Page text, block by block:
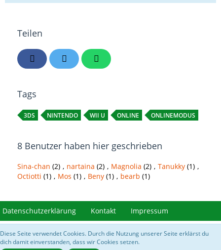
Teilen
Tags
3DS NINTENDO WII U ONLINE ONLINEMODUS
8 Benutzer haben hier geschrieben
Sina-chan (2) nartaina (2) Magnolia (2) Tanukky (1)
Octiotti (1) Mos (1) Beny (1) bearb (1)
Datenschutzerklärung Kontakt Impressum
Community-Software:WoltLab Suite™ 5.3.28
///// Bilder vonhttps://acnhcdn.com/&Data Spreadsheet for Animal Crossing
Diese Seite verwendet Cookies. Durch die Nutzung unserer Seite erklärst du
dich damit einverstanden, dass wir Cookies setzen.